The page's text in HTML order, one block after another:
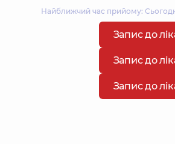
Найближчий час прийому:
Запис до
Запис до
Запис до